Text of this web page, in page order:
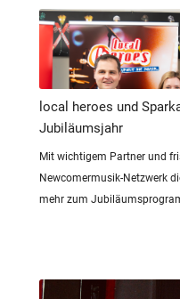
local heroes und
Jubiläumsjahr
Mit wichtigem Partner und
Newcomermusik-Netzwerk
mehr zum